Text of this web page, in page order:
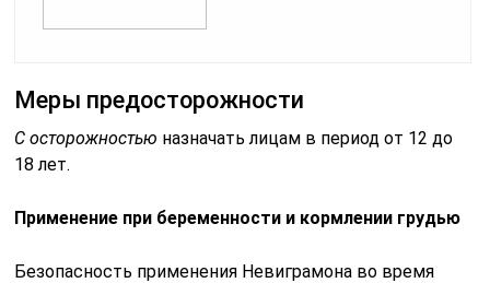
Меры предосторожности
С осторожностью назначать лицам в период от 12 до
18 лет.
Применение при беременности и кормлении грудью
Безопасность применения Невиграмона во время